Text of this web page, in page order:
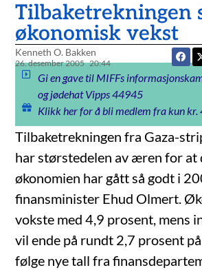
Tilbaketrekningen
økonomisk vekst
Kenneth O. Bakken
26. desember 2005 20:44
Gi en gave til MIFFs
og jødehat Vipps 44945
Klikk her for å bli medlem fra kun kr.
Tilbaketrekningen fra Gaza-
har størstedelen av æren for at
økonomien har gått så godt i
finansminister Ehud Olmert.
vokste med 4,9 prosent, mens
vil ende på rundt 2,7 prosent
følge nye tall fra